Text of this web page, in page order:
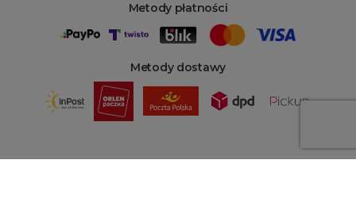
Metody płatności
Metody dostawy